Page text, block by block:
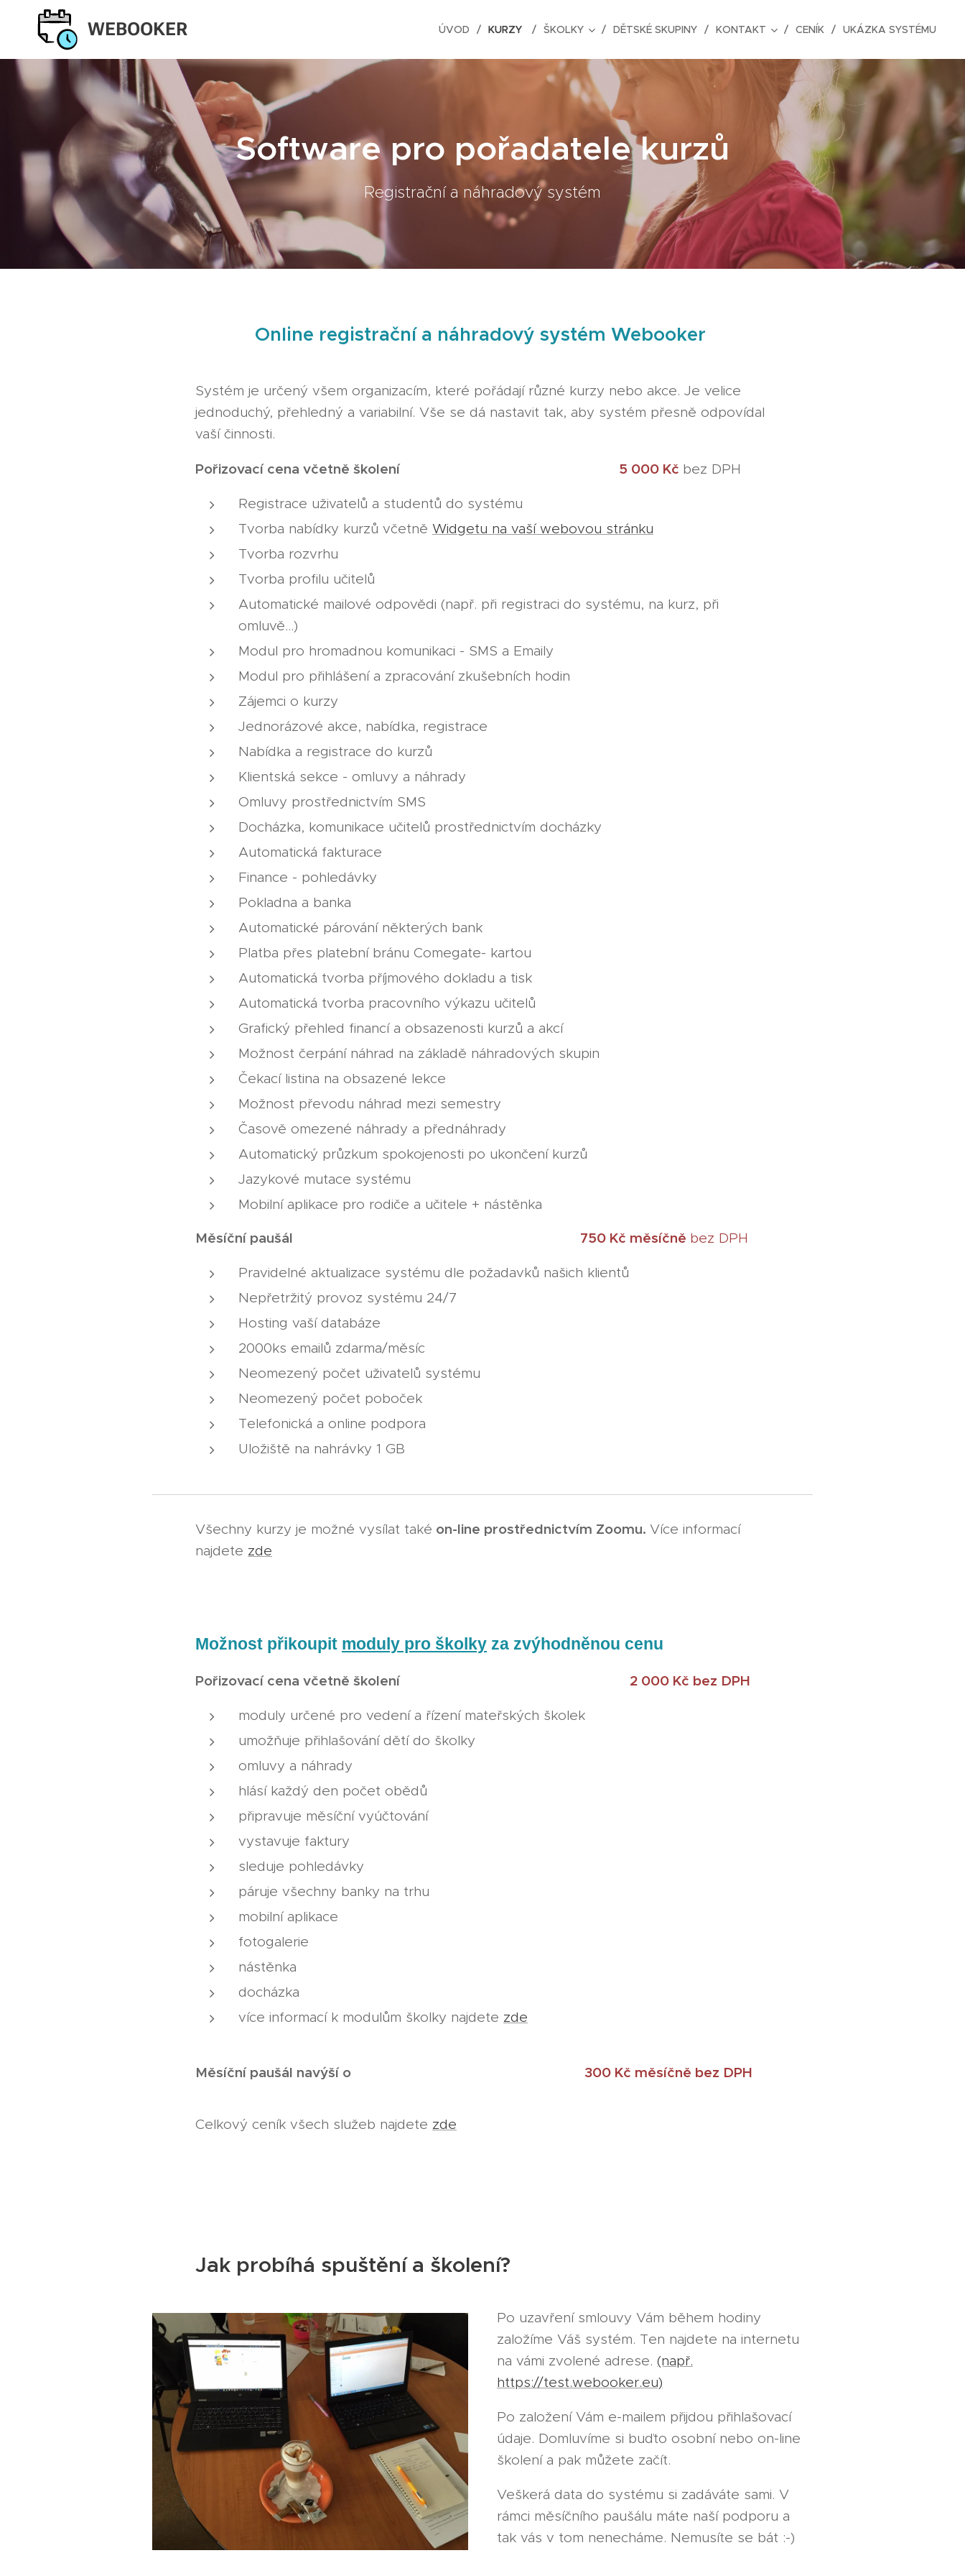
WEBOOKER ÚVOD KURZY ŠKOLKY DĚTSKÉ SKUPINY KONTAKT CENÍK UKÁZKA SYSTÉMU
Software pro pořadatele kurzů
Registrační a náhradový systém
Online registrační a náhradový systém Webooker
Systém je určený všem organizacím, které pořádají různé kurzy nebo akce. Je velice
jednoduchý, přehledný a variabilní. Vše se dá nastavit tak, aby systém přesně odpovídal
vaší činnosti.
Pořizovací cena včetně školení 5 000 Kč bez DPH
Registrace uživatelů a studentů do systému
Tvorba nabídky kurzů včetně Widgetu na vaší webovou stránku
Tvorba rozvrhu
Tvorba profilu učitelů
Automatické mailové odpovědi (např. při registraci do systému, na kurz, při
omluvě...)
Modul pro hromadnou komunikaci - SMS a Emaily
Modul pro přihlášení a zpracování zkušebních hodin
Zájemci o kurzy
Jednorázové akce, nabídka, registrace
Nabídka a registrace do kurzů
Klientská sekce - omluvy a náhrady
Omluvy prostřednictvím SMS
Docházka, komunikace učitelů prostřednictvím docházky
Automatická fakturace
Finance - pohledávky
Pokladna a banka
Automatické párování některých bank
Platba přes platební bránu Comegate- kartou
Automatická tvorba příjmového dokladu a tisk
Automatická tvorba pracovního výkazu učitelů
Grafický přehled financí a obsazenosti kurzů a akcí
Možnost čerpání náhrad na základě náhradových skupin
Čekací listina na obsazené lekce
Možnost převodu náhrad mezi semestry
Časově omezené náhrady a přednáhrady
Automatický průzkum spokojenosti po ukončení kurzů
Jazykové mutace systému
Mobilní aplikace pro rodiče a učitele + nástěnka
Měsíční paušál 750 Kč měsíčně bez DPH
Pravidelné aktualizace systému dle požadavků našich klientů
Nepřetržitý provoz systému 24/7
Hosting vaší databáze
2000ks emailů zdarma/měsíc
Neomezený počet uživatelů systému
Neomezený počet poboček
Telefonická a online podpora
Uložiště na nahrávky 1 GB
Všechny kurzy je možné vysílat také on-line prostřednictvím Zoomu. Více informací
najdete zde
Možnost přikoupit moduly pro školky za zvýhodněnou cenu
Pořizovací cena včetně školení 2 000 Kč bez DPH
moduly určené pro vedení a řízení mateřských školek
umožňuje přihlašování dětí do školky
omluvy a náhrady
hlásí každý den počet obědů
připravuje měsíční vyúčtování
vystavuje faktury
sleduje pohledávky
páruje všechny banky na trhu
mobilní aplikace
fotogalerie
nástěnka
docházka
více informací k modulům školky najdete zde
Měsíční paušál navýší o 300 Kč měsíčně bez DPH
Celkový ceník všech služeb najdete zde
Jak probíhá spuštění a školení?
Po uzavření smlouvy Vám během hodiny
založíme Váš systém. Ten najdete na internetu
na vámi zvolené adrese. (např.
https://test.webooker.eu)
Po založení Vám e-mailem přijdou přihlašovací
údaje. Domluvíme si buďto osobní nebo on-line
školení a pak můžete začít.
Veškerá data do systému si zadáváte sami. V
rámci měsíčního paušálu máte naší podporu a
tak vás v tom nenecháme. Nemusíte se bát :-)